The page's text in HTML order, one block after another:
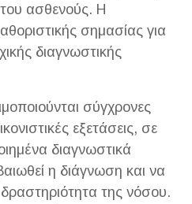
του ασθενούς. Η
σημασίας για
διαγνωστικής
σύγχρονες
εξετάσεις, σε
διαγνωστικά
η διάγνωση και να
δραστηριότητα της νόσου.